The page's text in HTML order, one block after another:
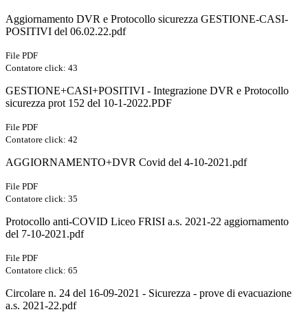
Aggiornamento DVR e Protocollo sicurezza GESTIONE-CASI-
POSITIVI del 06.02.22.pdf
File PDF
Contatore click: 43
GESTIONE+CASI+POSITIVI - Integrazione DVR e Protocollo
sicurezza prot 152 del 10-1-2022.PDF
File PDF
Contatore click: 42
AGGIORNAMENTO+DVR Covid del 4-10-2021.pdf
File PDF
Contatore click: 35
Protocollo anti-COVID Liceo FRISI a.s. 2021-22 aggiornamento
del 7-10-2021.pdf
File PDF
Contatore click: 65
Circolare n. 24 del 16-09-2021 - Sicurezza - prove di evacuazione
a.s. 2021-22.pdf